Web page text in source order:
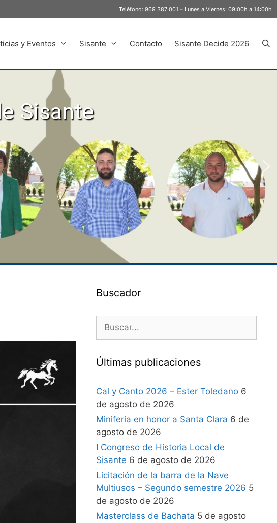
Teléfono: 969 387 001 – Lunes a Viernes: 09:00h a 14:00h
y Eventos Sisante Contacto Sisante Decide 2026
Sisante
Buscador
Últimas publicaciones
Cal y Canto 2026 – Ester Toledano 6
de agosto de 2026
Miniferia en honor a Santa Clara 6 de
agosto de 2026
I Congreso de Historia Local de
Sisante 6 de agosto de 2026
Licitación de la barra de la Nave
Multiusos – Segundo semestre 2026 5
de agosto de 2026
Masterclass de Bachata 5 de agosto